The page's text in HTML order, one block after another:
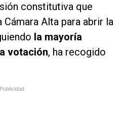
constitutiva que
Alta para abrir la
la mayoría
votación, ha recogido
Publicidad